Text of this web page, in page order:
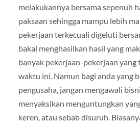
melakukannya bersama sepenuh
paksaan sehingga mampu lebih
pekerjaan terkecuali digeluti
bakal menghasilkan hasil yang
banyak pekerjaan-pekerjaan yang
waktu ini. Namun bagi anda yang
pengusaha, jangan mengawali
menyaksikan menguntungkan
keren, atau sebab disuruh.